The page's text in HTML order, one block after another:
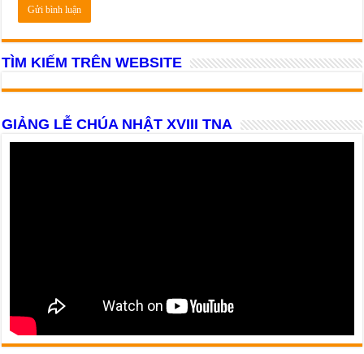
TÌM KIẾM TRÊN WEBSITE
GIẢNG LỄ CHÚA NHẬT XVIII TNA